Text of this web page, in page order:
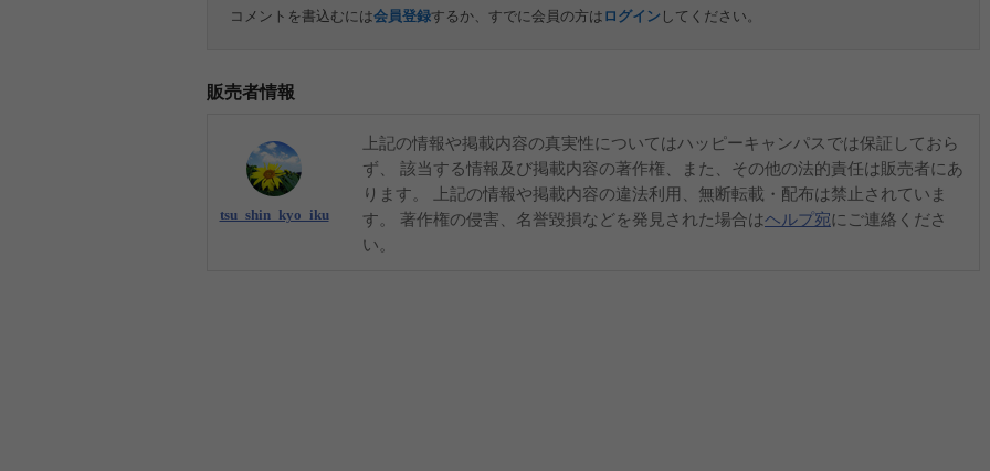
コメントを書込むには会員登録するか、すでに会員の方は ログイン してください。
販売者情報
tsu_shin_kyo_iku
上記の情報や掲載内容の真実性についてはハッピーキャンパスでは保証しておら
ず、 該当する情報及び掲載内容の著作権、また、その他の法的責任は販売者にあ
ります。 上記の情報や掲載内容の違法利用、無断転載・配布は禁止されていま
す。 著作権の侵害、名誉毀損などを発見された場合はヘルプ宛にご連絡くださ
い。